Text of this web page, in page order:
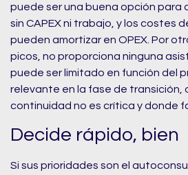
puede ser una buena opción para
sin CAPEX ni trabajo, y los costes
pueden amortizar en OPEX. Por
picos, no proporciona ninguna
puede ser limitado en función del
relevante en la fase de transición,
continuidad no es crítica y donde
Decide rápido, bien
Si sus prioridades son el